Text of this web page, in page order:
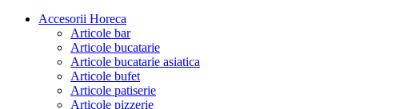
Accesorii Horeca
Articole bar
Articole bucatarie
Articole bucatarie asiatica
Articole bufet
Articole patiserie
Articole pizzerie